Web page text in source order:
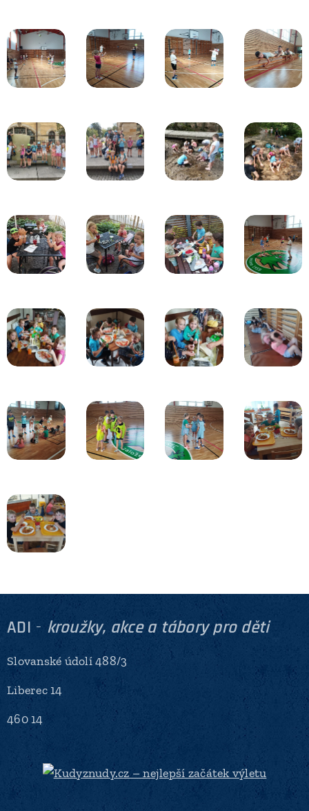
ADI - kroužky, akce a tábory pro děti
Slovanské údolí 488/3
Liberec 14
460 14